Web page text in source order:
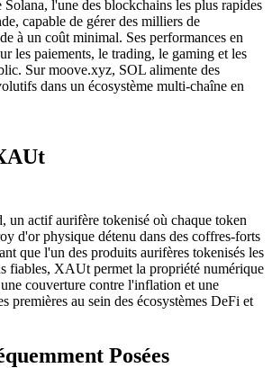
l'une des blockchains les plus rapides
capable de gérer des milliers de
à un coût minimal. Ses performances en
les paiements, le trading, le gaming et les
Sur moove.xyz, SOL alimente des
dans un écosystème multi-chaîne en
un actif aurifère tokenisé où chaque token
d'or physique détenu dans des coffres-forts
que l'un des produits aurifères tokenisés les
fiables, XAUt permet la propriété numérique
couverture contre l'inflation et une
premières au sein des écosystèmes DeFi et
Posées